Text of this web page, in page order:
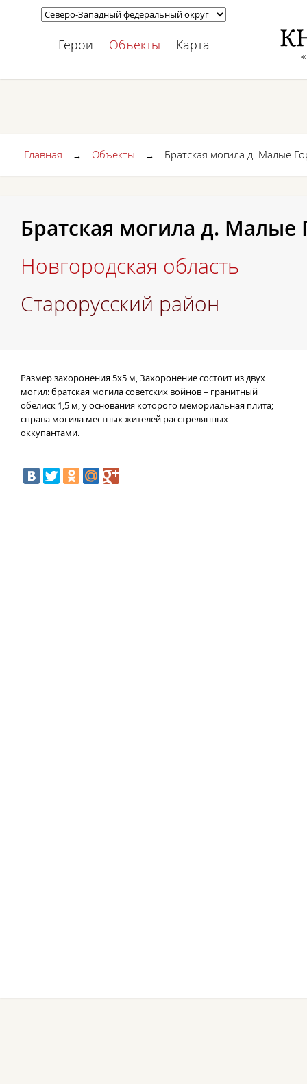
Герои Объекты Карта
Главная → Объекты → Братская могила д. Малые
Братская могила д. Малые
Новгородская область
Старорусский район
Размер захоронения 5х5 м, Захоронение состоит из двух
могил: братская могила советских войнов – гранитный
обелиск 1,5 м, у основания которого мемориальная плита;
справа могила местных жителей расстрелянных
оккупантами.